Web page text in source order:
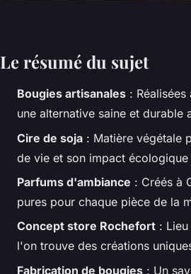
Le résumé du sujet
Bougies artisanales :
une alternative saine et durable
Cire de soja : Matière végétale
de vie et son impact écologique
Parfums d'ambiance : Créés à
pures pour chaque pièce de la
Concept store Rochefort :
l'on trouve des créations
Fabrication de bougies : Un